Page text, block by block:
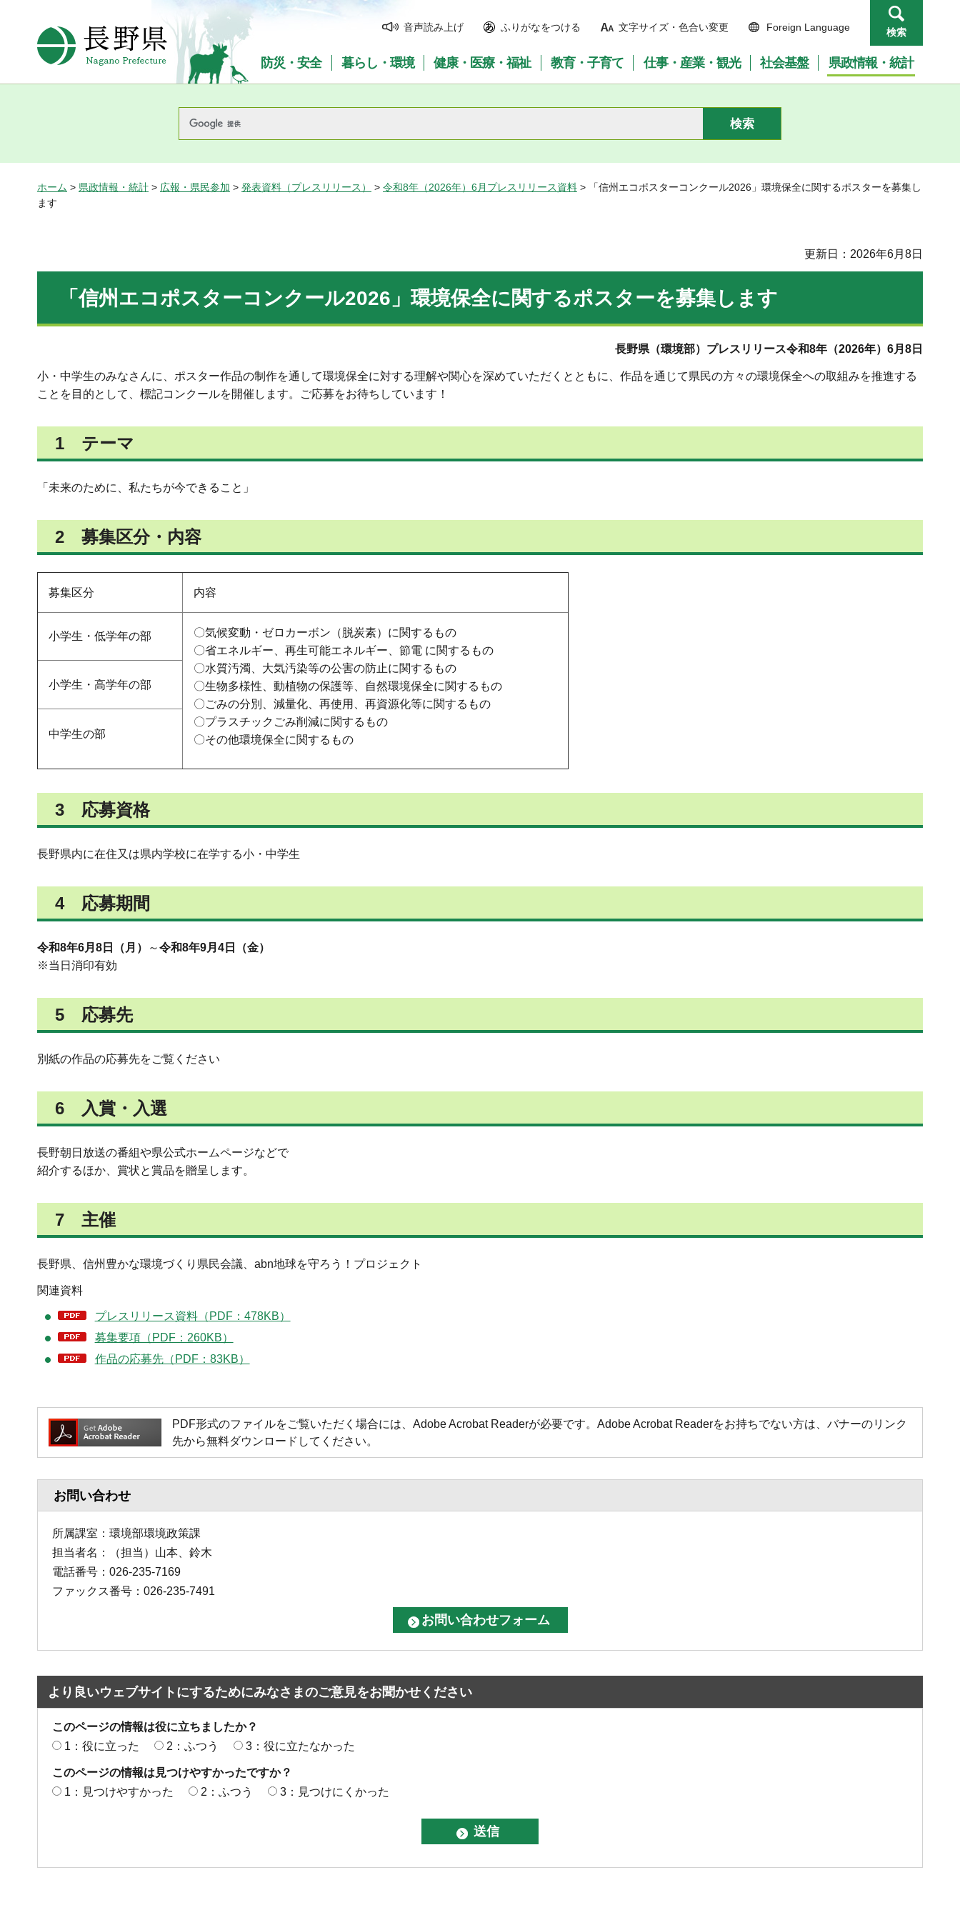
長野県Nagano Prefecture
音声読み上げ ふりがなをつける 文字サイズ・色合い変更 Foreign Language 検索
防災・安全 暮らし・環境 健康・医療・福祉 教育・子育て 仕事・産業・観光 社会基盤 県政情報・統計
ホーム > 県政情報・統計 > 広報・県民参加 > 発表資料（プレスリリース） > 令和8年（2026年）6月プレスリリース資料 > 「信州エコポスターコンクール2026」環境保全に関するポスターを募集し
ます
更新日：2026年6月8日
「信州エコポスターコンクール2026」環境保全に関するポスターを募集します
長野県（環境部）プレスリリース令和8年（2026年）6月8日
小・中学生のみなさんに、ポスター作品の制作を通して環境保全に対する理解や関心を深めていただくとともに、作品を通じて県民の方々の環境保全への取組みを推進する
ことを目的として、標記コンクールを開催します。ご応募をお待ちしています！
1 テーマ
「未来のために、私たちが今できること」
2 募集区分・内容
募集区分 内容
小学生・低学年の部
〇気候変動・ゼロカーボン（脱炭素）に関するもの
〇省エネルギー、再生可能エネルギー、節電 に関するもの
〇水質汚濁、大気汚染等の公害の防止に関するもの
〇生物多様性、動植物の保護等、自然環境保全に関するもの
〇ごみの分別、減量化、再使用、再資源化等に関するもの
〇プラスチックごみ削減に関するもの
〇その他環境保全に関するもの
小学生・高学年の部
中学生の部
3 応募資格
長野県内に在住又は県内学校に在学する小・中学生
4 応募期間
令和8年6月8日（月） ～令和8年9月4日（金）
※当日消印有効
5 応募先
別紙の作品の応募先をご覧ください
6 入賞・入選
長野朝日放送の番組や県公式ホームページなどで
紹介するほか、賞状と賞品を贈呈します。
7 主催
長野県、信州豊かな環境づくり県民会議、abn地球を守ろう！プロジェクト
関連資料
プレスリリース資料（PDF：478KB）
募集要項（PDF：260KB）
作品の応募先（PDF：83KB）
PDF形式のファイルをご覧いただく場合には、Adobe Acrobat Readerが必要です。Adobe Acrobat Readerをお持ちでない方は、バナーのリンク
先から無料ダウンロードしてください。
お問い合わせ
所属課室：環境部環境政策課
担当者名：（担当）山本、鈴木
電話番号：026-235-7169
ファックス番号：026-235-7491
より良いウェブサイトにするためにみなさまのご意見をお聞かせください
このページの情報は役に立ちましたか？
1：役に立った
2：ふつう 3：役に立たなかった
このページの情報は見つけやすかったですか？
1：見つけやすかった
2：ふつう 3：見つけにくかった